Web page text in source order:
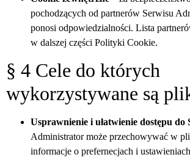
pochodzących od partnerów Serwisu
ponosi odpowiedzialności. Lista
w dalszej części Polityki Cookie.
§ 4 Cele do których
wykorzystywane są
Usprawnienie i ułatwienie dostępu do
Administrator może przechowywać w
informacje o prefernecjach i